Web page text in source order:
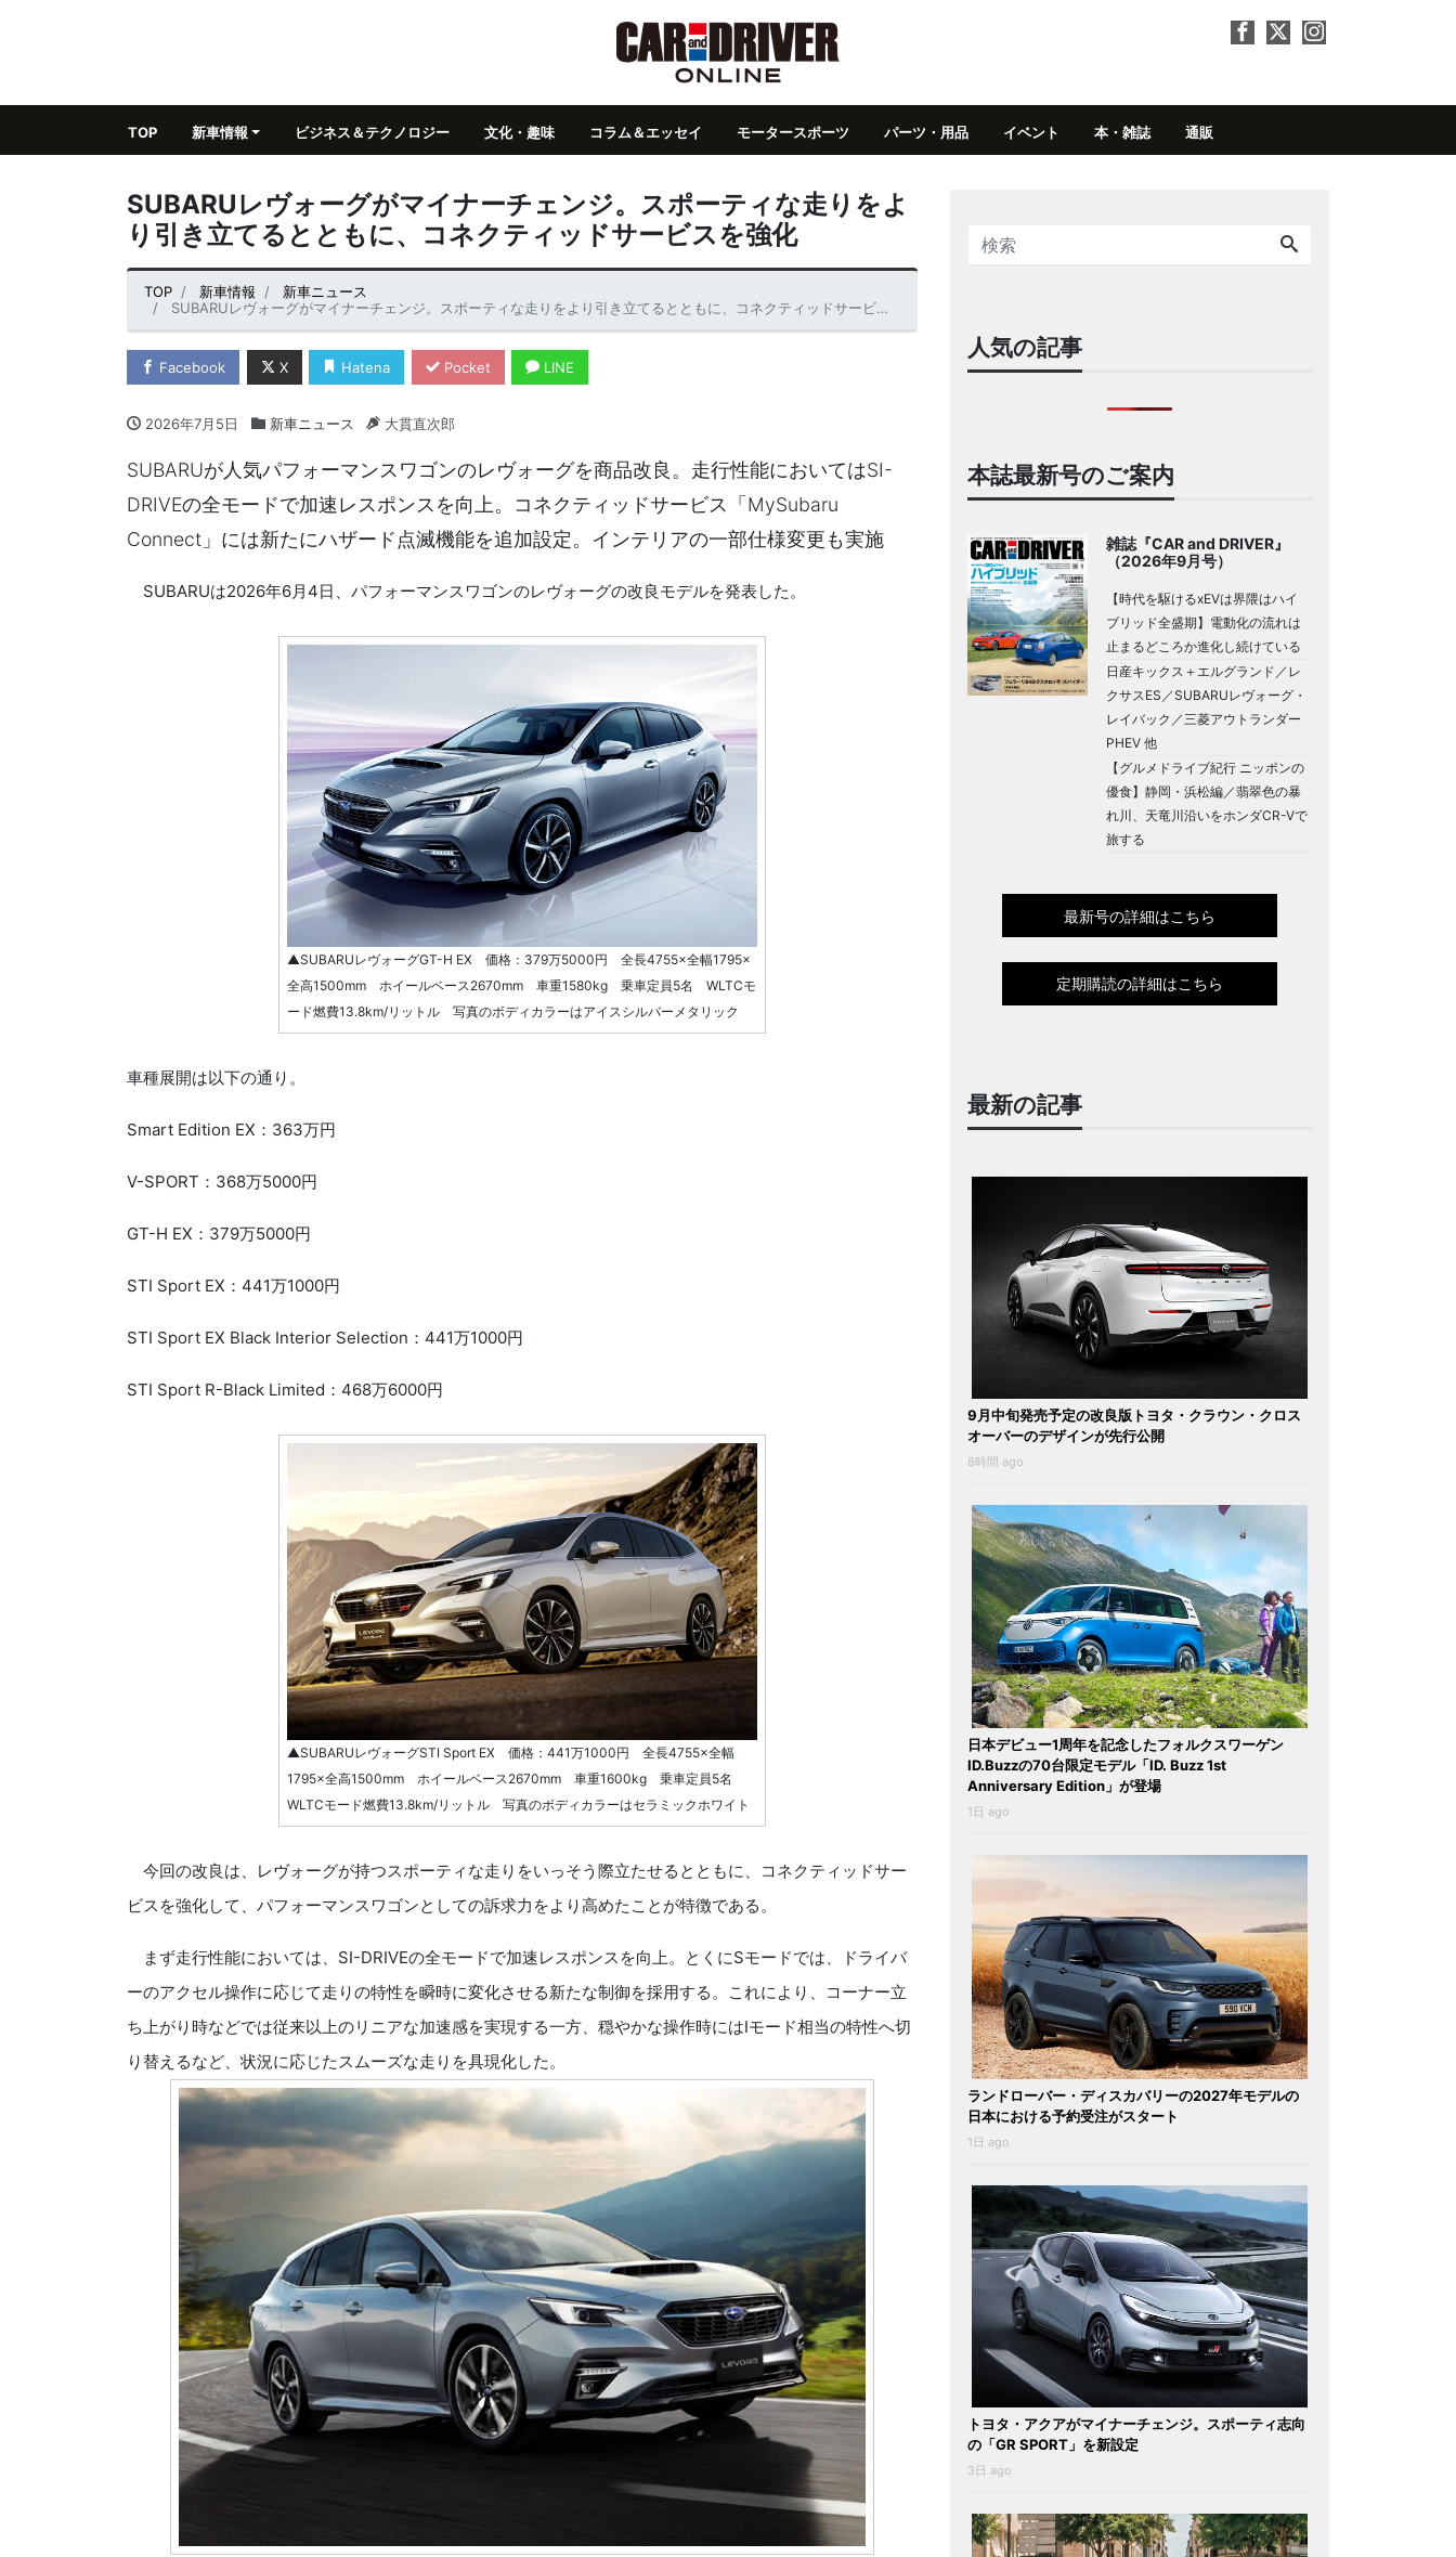
TOP 新車情報 ビジネス＆テクノロジー 文化・趣味 コラム＆エッセイ モータースポーツ パーツ・用品 イベント 本・雑誌 通販
SUBARUレヴォーグがマイナーチェンジ。スポーティな走りをよ
り引き立てるとともに、コネクティッドサービスを強化
TOP 新車情報
新車ニュース
SUBARUレヴォーグがマイナーチェンジ。スポーティな走りをより引き立てるとともに、コネクティッドサービスを強化
Facebook X Hatena Pocket LINE
2026年7月5日 新車ニュース 大貫直次郎
SUBARUが人気パフォーマンスワゴンのレヴォーグを商品改良。走行性能においてはSI-
DRIVEの全モードで加速レスポンスを向上。コネクティッドサービス「MySubaru
Connect」には新たにハザード点滅機能を追加設定。インテリアの一部仕様変更も実施
SUBARUは2026年6月4日、パフォーマンスワゴンのレヴォーグの改良モデルを発表した。
▲SUBARUレヴォーグGT-H EX 価格：379万5000円 全長4755×全幅1795×
全高1500mm ホイールベース2670mm 車重1580kg 乗車定員5名 WLTCモ
ード燃費13.8km/リットル 写真のボディカラーはアイスシルバーメタリック
車種展開は以下の通り。
Smart Edition EX：363万円
V-SPORT：368万5000円
GT-H EX：379万5000円
STI Sport EX：441万1000円
STI Sport EX Black Interior Selection：441万1000円
STI Sport R-Black Limited：468万6000円
▲SUBARUレヴォーグSTI Sport EX 価格：441万1000円 全長4755×全幅
1795×全高1500mm ホイールベース2670mm 車重1600kg 乗車定員5名
WLTCモード燃費13.8km/リットル 写真のボディカラーはセラミックホワイト
今回の改良は、レヴォーグが持つスポーティな走りをいっそう際立たせるとともに、コネクティッドサー
ビスを強化して、パフォーマンスワゴンとしての訴求力をより高めたことが特徴である。
まず走行性能においては、SI-DRIVEの全モードで加速レスポンスを向上。とくにSモードでは、ドライバ
ーのアクセル操作に応じて走りの特性を瞬時に変化させる新たな制御を採用する。これにより、コーナー立
ち上がり時などでは従来以上のリニアな加速感を実現する一方、穏やかな操作時にはIモード相当の特性へ切
り替えるなど、状況に応じたスムーズな走りを具現化した。
人気の記事
本誌最新号のご案内
雑誌『CAR and DRIVER』
（2026年9月号）
【時代を駆けるxEVは界隈はハイ
ブリッド全盛期】電動化の流れは
止まるどころか進化し続けている
日産キックス＋エルグランド／レ
クサスES／SUBARUレヴォーグ・
レイバック／三菱アウトランダー
PHEV 他
【グルメドライブ紀行 ニッポンの
優食】静岡・浜松編／翡翠色の暴
れ川、天竜川沿いをホンダCR-Vで
旅する
最新号の詳細はこちら
定期購読の詳細はこちら
最新の記事
9月中旬発売予定の改良版トヨタ・クラウン・クロス
オーバーのデザインが先行公開
8時間 ago
日本デビュー1周年を記念したフォルクスワーゲン
ID.Buzzの70台限定モデル「ID. Buzz 1st
Anniversary Edition」が登場
1日 ago
ランドローバー・ディスカバリーの2027年モデルの
日本における予約受注がスタート
1日 ago
トヨタ・アクアがマイナーチェンジ。スポーティ志向
の「GR SPORT」を新設定
3日 ago